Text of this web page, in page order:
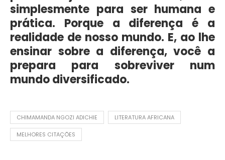
simplesmente para ser humana e
prática. Porque a diferença é a
realidade de nosso mundo. E, ao lhe
ensinar sobre a diferença, você a
prepara para sobreviver num
mundo diversificado.
CHIMAMANDA NGOZI ADICHIE LITERATURA AFRICANA
MELHORES CITAÇÕES